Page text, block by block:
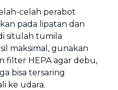
celah perabot
pada lipatan dan
situlah tumila
maksimal, gunakan
filter HEPA agar debu,
bisa tersaring
ke udara.